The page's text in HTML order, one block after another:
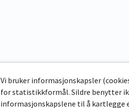
Vi bruker informasjonskapsler
for statistikkformål. Sildre benytter
informasjonskapslene til å kartlegge